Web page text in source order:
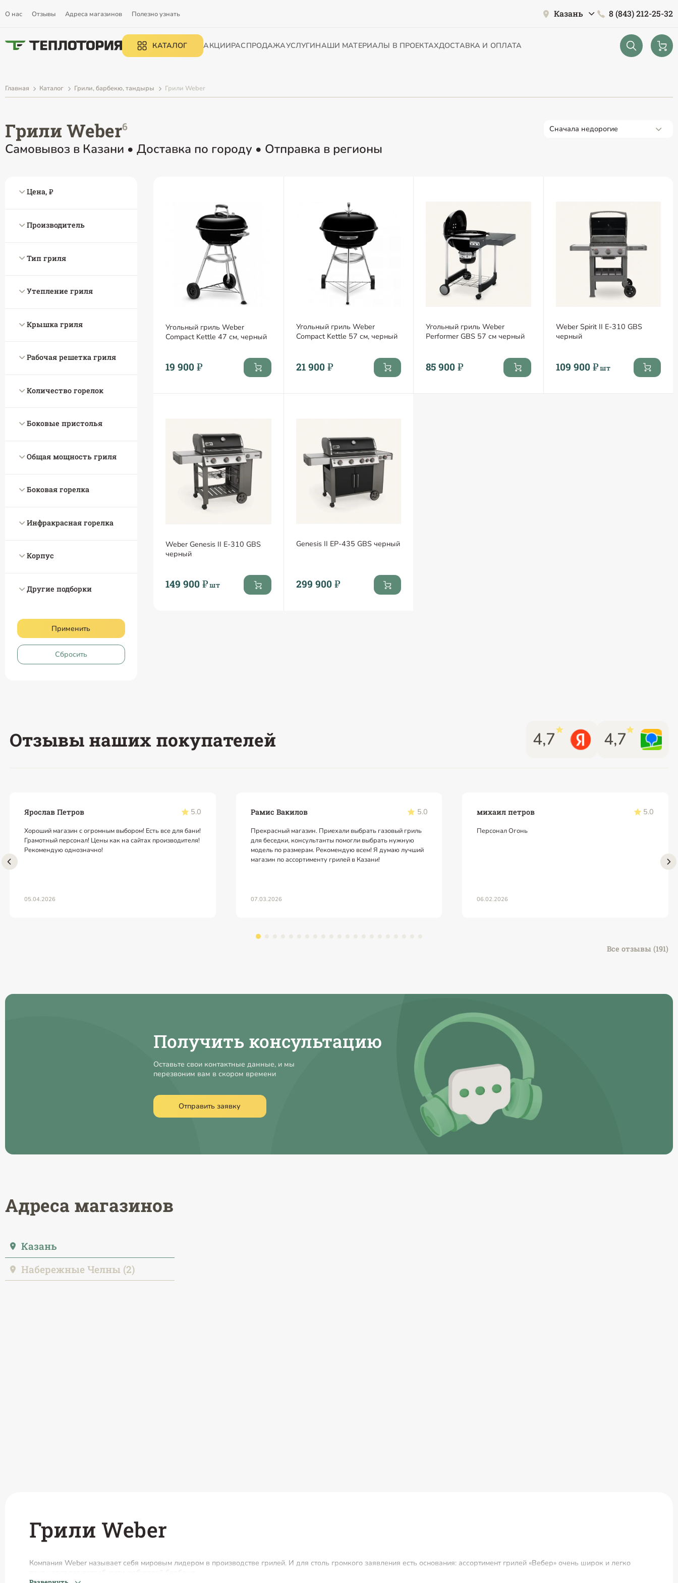
О нас Отзывы Адреса магазинов Полезно узнать Казань 8 (843) 212-25-32
КАТАЛОГ АКЦИИРАСПРОДАЖАУСЛУГИНАШИ МАТЕРИАЛЫ В ПРОЕКТАХДОСТАВКА И ОПЛАТА
Главная Каталог Грили, барбекю, тандыры Грили Weber
Грили Weber
Самовывоз в Казани • Доставка по городу • Отправка в регионы
Цена, ₽
Производитель
Тип гриля
Утепление гриля
Крышка гриля
Рабочая решетка гриля
Количество горелок
Боковые пристолья
Общая мощность гриля
Боковая горелка
Инфракрасная горелка
Корпус
Другие подборки
Применить
Сбросить
Угольный гриль Weber
Compact Kettle 47 см, черный
19 900 ₽
Угольный гриль Weber
Compact Kettle 57 см, черный
21 900 ₽
Угольный гриль Weber
Performer GBS 57 см черный
85 900 ₽
Weber Spirit II E-310 GBS
черный
109 900 ₽шт
Weber Genesis II E-310 GBS
черный
149 900 ₽шт
Genesis II EP-435 GBS черный
299 900 ₽
Отзывы наших покупателей 4,7 4,7
Ярослав Петров 5.0
Хороший магазин с огромным выбором! Есть все для бани!
Грамотный персонал! Цены как на сайтах производителя!
Рекомендую однозначно!
05.04.2026
Рамис Вакилов 5.0
Прекрасный магазин. Приехали выбрать газовый гриль
для беседки, консультанты помогли выбрать нужную
модель по размерам. Рекомендую всем! Я думаю лучший
магазин по ассортименту грилей в Казани!
07.03.2026
михаил петров 5.0
Персонал Огонь
06.02.2026
Все отзывы (191)
Получить консультацию
Оставьте свои контактные данные, и мы
перезвоним вам в скором времени
Отправить заявку
Адреса магазинов
Казань
Набережные Челны (2)
Грили Weber
Компания Weber называет себя мировым лидером в производстве грилей. И для столь громкого заявления есть основания: ассортимент грилей «Вебер» очень широк и легко
покрывает все потребности любителей барбекю.